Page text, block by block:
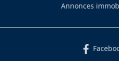
Annonces